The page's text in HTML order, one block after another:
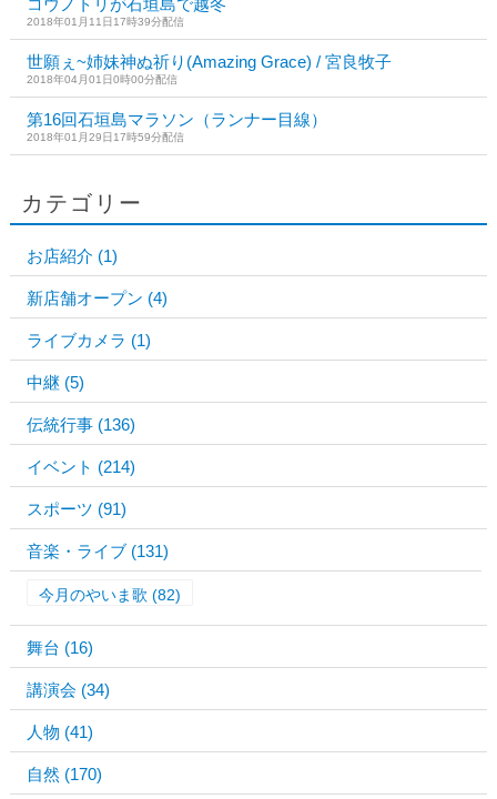
コウノトリが石垣島で越冬
2018年01月11日17時39分配信
世願ぇ~姉妹神ぬ祈り(Amazing Grace) / 宮良牧子
2018年04月01日0時00分配信
第16回石垣島マラソン（ランナー目線）
2018年01月29日17時59分配信
カテゴリー
お店紹介 (1)
新店舗オープン (4)
ライブカメラ (1)
中継 (5)
伝統行事 (136)
イベント (214)
スポーツ (91)
音楽・ライブ (131)
今月のやいま歌 (82)
舞台 (16)
講演会 (34)
人物 (41)
自然 (170)